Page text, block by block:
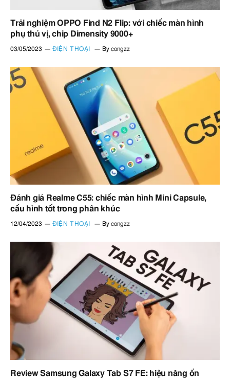
Trải nghiệm OPPO Find N2 Flip: với chiếc màn hình
phụ thú vị, chip Dimensity 9000+
03/05/2023 ĐIỆN THOẠI By congzz
Đánh giá Realme C55: chiếc màn hình Mini Capsule,
cấu hình tốt trong phân khúc
12/04/2023 ĐIỆN THOẠI By congzz
Review Samsung Galaxy Tab S7 FE: hiệu năng ổn